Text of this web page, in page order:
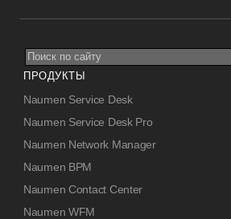
ПРОДУКТЫ
Naumen Service Desk
Naumen Service Desk Pro
Naumen Network Manager
Naumen BPM
Naumen Contact Center
Naumen WFM